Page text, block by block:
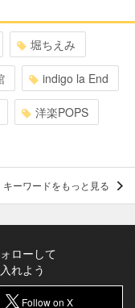
堀ちえみ
indigo la End
洋楽POPS
キーワードをもっと見る
ローして
れよう
Follow on X